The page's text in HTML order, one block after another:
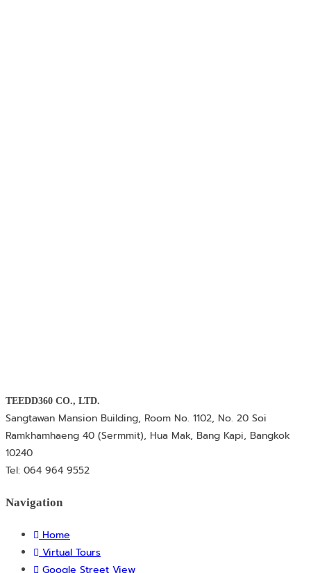
TEEDD360 CO., LTD.
Sangtawan Mansion Building, Room No. 1102, No. 20 Soi
Ramkhamhaeng 40 (Sermmit), Hua Mak, Bang Kapi, Bangkok
10240
Tel: 064 964 9552
Navigation
Home
Virtual Tours
Google Street View